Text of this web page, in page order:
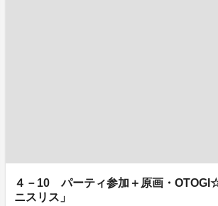
４－10 パーティ参加＋原画・
ニスリス」